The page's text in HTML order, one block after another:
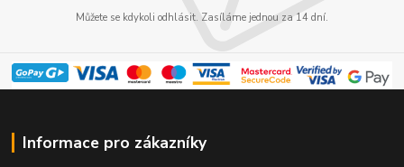
Můžete se kdykoli odhlásit. Zasíláme jednou za 14 dní.
Informace pro zákazníky